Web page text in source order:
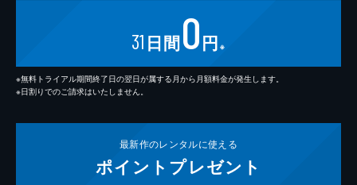
31 日間0円 ※
※無料トライアル期間終了日の翌日が属する月から月額料金が発生します。
※日割りでのご請求はいたしません。
最新作のレンタルに使える
ポイント プレゼント